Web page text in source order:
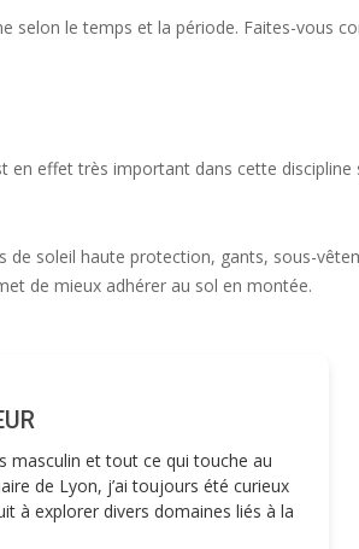
le temps et la période. Faites-vous
effet très important dans cette discipline
de soleil haute protection, gants, sous-
de mieux adhérer au sol en montée.
masculin et tout ce qui touche au
de Lyon, j’ai toujours été curieux
à explorer divers domaines liés à la